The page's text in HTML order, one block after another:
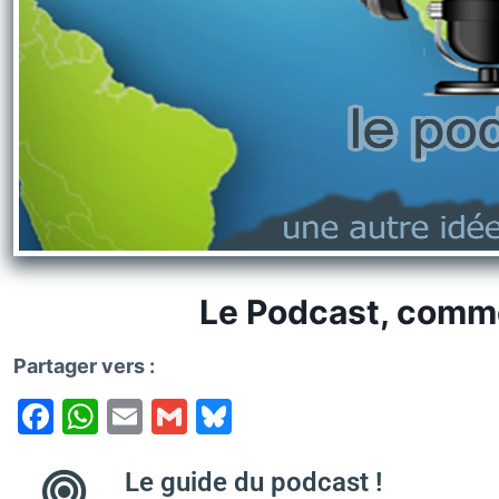
Le Podcast,
Partager vers :
F
c
W
at
E
ai
G
ai e
Le guide du podcast !
k